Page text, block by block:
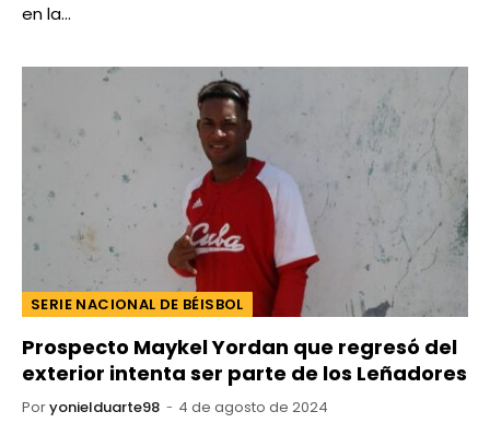
en la…
SERIE NACIONAL DE BÉISBOL
Prospecto Maykel Yordan que regresó del
exterior intenta ser parte de los Leñadores
Poryonielduarte98 4 de agosto de 2024